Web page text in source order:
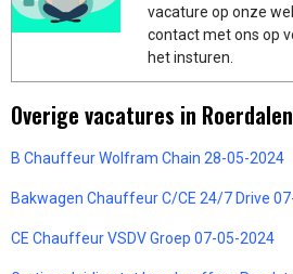
vacature op onze
contact met ons op
het insturen.
Overige vacatures in Roerdalen
B Chauffeur Wolfram Chain 28-05-2024
Bakwagen Chauffeur C/CE 24/7 Drive
CE Chauffeur VSDV Groep 07-05-2024